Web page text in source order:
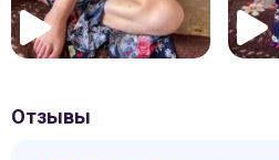
Отзывы